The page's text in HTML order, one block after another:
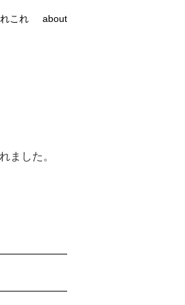
これ about
ました。